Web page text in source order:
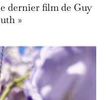
dernier film de Guy
»